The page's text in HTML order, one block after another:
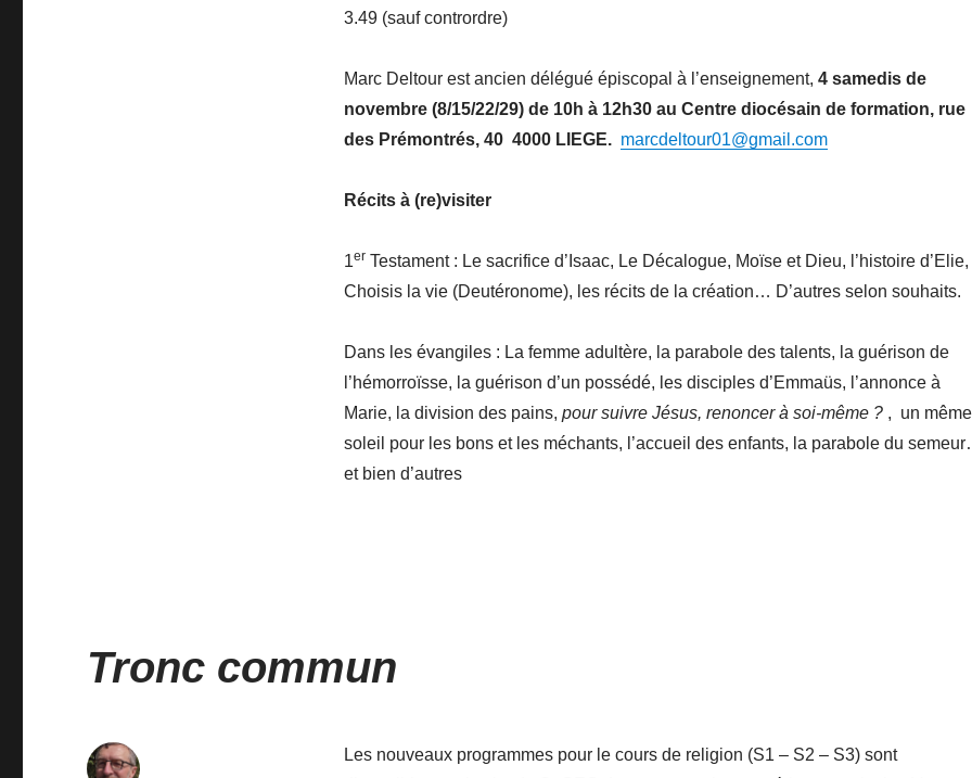
3.49 (sauf contrordre)
Marc Deltour est ancien délégué épiscopal à l’enseignement, 4 samedis de
novembre (8/15/22/29) de 10h à 12h30 au Centre diocésain de formation, rue
des Prémontrés, 40 4000 LIEGE. marcdeltour01@gmail.com
Récits à (re)visiter
1er Testament : Le sacrifice d’Isaac, Le Décalogue, Moïse et Dieu, l’histoire d’Elie,
Choisis la vie (Deutéronome), les récits de la création… D’autres selon souhaits.
Dans les évangiles : La femme adultère, la parabole des talents, la guérison de
l’hémorroïsse, la guérison d’un possédé, les disciples d’Emmaüs, l’annonce à
Marie, la division des pains, pour suivre Jésus, renoncer à soi-même ?, un même
soleil pour les bons et les méchants, l’accueil des enfants, la parabole du
et bien d’autres
Tronc commun
Les nouveaux programmes pour le cours de religion (S1 – S2 – S3) sont